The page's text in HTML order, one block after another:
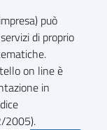
può
di proprio
on line è
in
2005).